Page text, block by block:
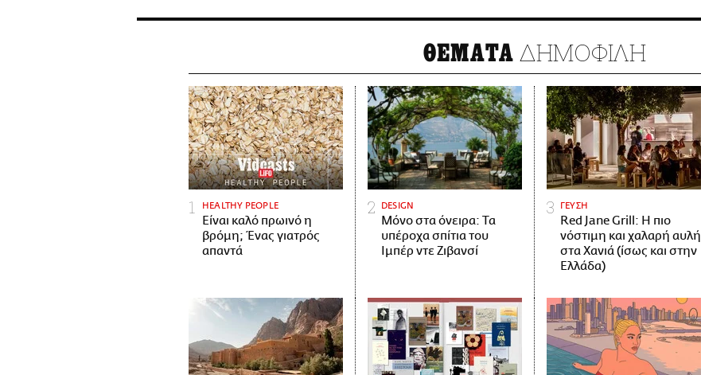
ΘΕΜΑΤΑ ΔΗΜΟΦΙΛΗ
HEALTHY PEOPLE
Είναι καλό πρωινό η
βρόμη; Ένας γιατρός
απαντά
DESIGN
Μόνο στα όνειρα: Τα
υπέροχα σπίτια του
Ιμπέρ ντε Ζιβανσί
ΓΕΥΣΗ
Red Jane Grill: Η πιο
νόστιμη και χαλαρή αυλή
στα Χανιά (ίσως και στην
Ελλάδα)